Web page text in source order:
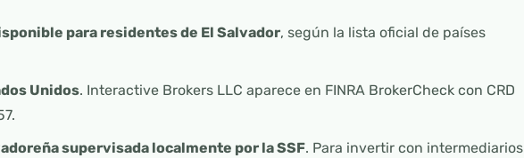
para residentes de El Salvador, según la lista oficial de países
Unidos. Interactive Brokers LLC aparece en FINRA BrokerCheck con CRD
supervisada localmente por la SSF. Para invertir con intermediarios